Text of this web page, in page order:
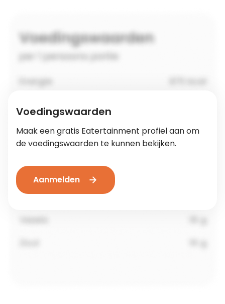
Voedingswaarden
Maak een gratis Eatertainment profiel aan om
de voedingswaarden te kunnen bekijken.
Aanmelden